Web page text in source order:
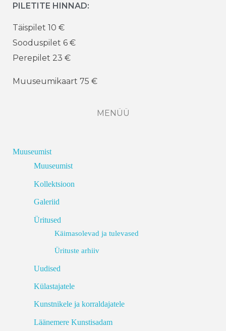
PILETITE HINNAD:
Täispilet 10 €
Sooduspilet 6 €
Perepilet 23 €
Muuseumikaart 75 €
MENÜÜ
Muuseumist
Muuseumist
Kollektsioon
Galeriid
Üritused
Käimasolevad ja tulevased
Ürituste arhiiv
Uudised
Külastajatele
Kunstnikele ja korraldajatele
Läänemere Kunstisadam